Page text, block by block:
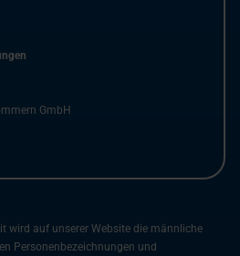
GmbH
wird auf unserer Website die männliche
Personenbezeichnungen und